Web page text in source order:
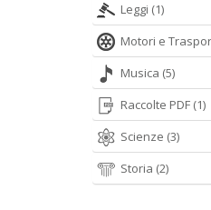
Leggi (1)
Motori e
Musica (5)
Raccolte PDF (1)
Scienze (3)
Storia (2)